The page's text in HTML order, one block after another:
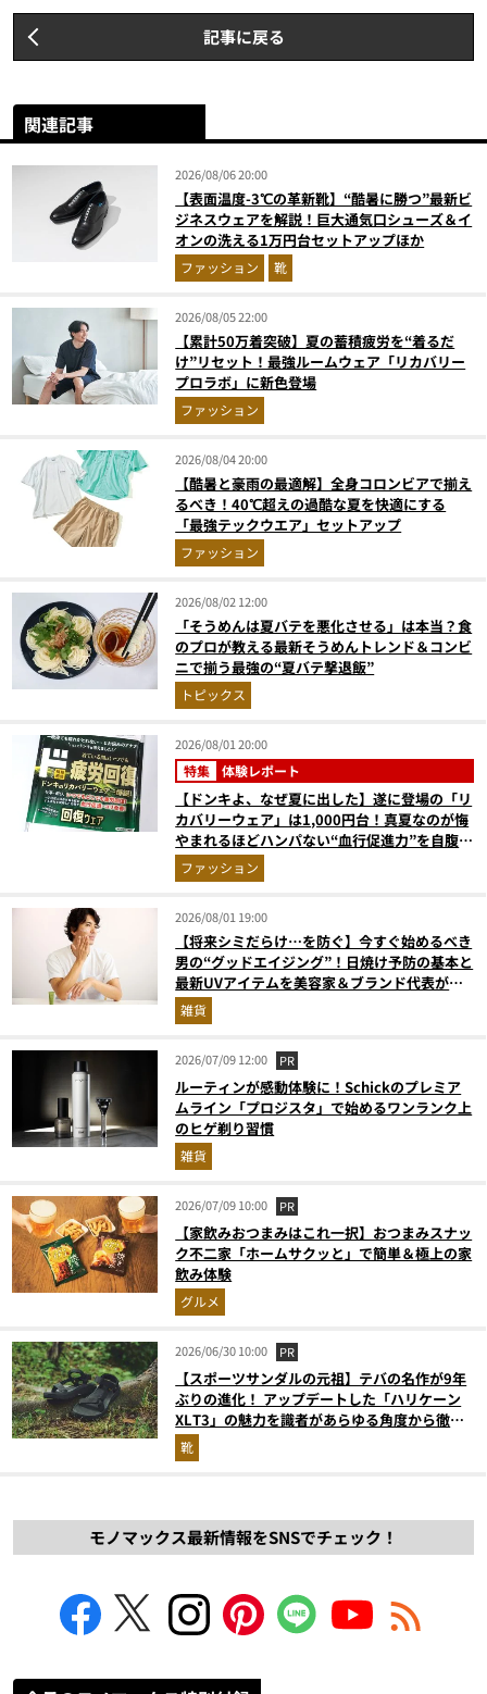
記事に戻る
関連記事
2026/08/06 20:00
【表面温度-3℃の革新靴】“酷暑に勝つ”最新ビ
ジネスウェアを解説！巨大通気口シューズ＆イ
オンの洗える1万円台セットアップほか
ファッション 靴
2026/08/05 22:00
【累計50万着突破】夏の蓄積疲労を“着るだ
け”リセット！最強ルームウェア「リカバリー
プロラボ」に新色登場
ファッション
2026/08/04 20:00
【酷暑と豪雨の最適解】全身コロンビアで揃え
るべき！40℃超えの過酷な夏を快適にする
「最強テックウエア」セットアップ
ファッション
2026/08/02 12:00
「そうめんは夏バテを悪化させる」は本当？食
のプロが教える最新そうめんトレンド＆コンビ
ニで揃う最強の“夏バテ撃退飯”
トピックス
2026/08/01 20:00
特集 体験レポート
【ドンキよ、なぜ夏に出した】遂に登場の「リ
カバリーウェア」は1,000円台！真夏なのが悔
やまれるほどハンパない“血行促進力”を自腹レ
ビュー
ファッション
2026/08/01 19:00
【将来シミだらけ…を防ぐ】今すぐ始めるべき
男の“グッドエイジング”！日焼け予防の基本と
最新UVアイテムを美容家＆ブランド代表がプ
ロ目線で指南／大人の価値向上研究所
雑貨
2026/07/09 12:00 PR
ルーティンが感動体験に！Schickのプレミア
ムライン「プロジスタ」で始めるワンランク上
のヒゲ剃り習慣
雑貨
2026/07/09 10:00 PR
【家飲みおつまみはこれ一択】おつまみスナッ
ク不二家「ホームサクッと」で簡単＆極上の家
飲み体験
グルメ
2026/06/30 10:00 PR
【スポーツサンダルの元祖】テバの名作が9年
ぶりの進化！ アップデートした「ハリケーン
XLT3」の魅力を識者があらゆる角度から徹底
解説！
靴
モノマックス最新情報をSNSでチェック！